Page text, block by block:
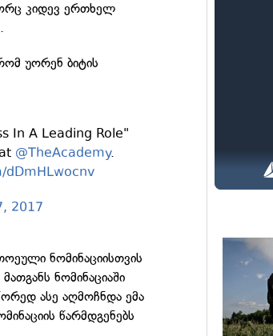
კიდევ ერთხელ
უორენ ბიტის
In A Leading Role"
@TheAcademy.
dDmHLwocnv
2017
ნომინაციისთვის
ნომინაციაში
ასე აღმოჩნდა ემა
წარმდგენებს